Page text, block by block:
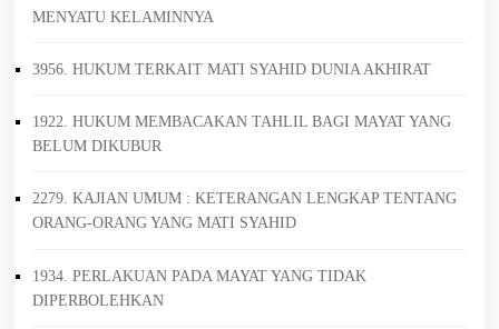
MENYATU KELAMINNYA
3956. HUKUM TERKAIT MATI SYAHID DUNIA AKHIRAT
1922. HUKUM MEMBACAKAN TAHLIL BAGI MAYAT YANG
BELUM DIKUBUR
2279. KAJIAN UMUM : KETERANGAN LENGKAP TENTANG
ORANG-ORANG YANG MATI SYAHID
1934. PERLAKUAN PADA MAYAT YANG TIDAK
DIPERBOLEHKAN